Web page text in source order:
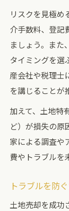
リスクを見極め
介手数料、登記
ましょう。また
タイミングを選
産会社や税理士
を講じることが
加えて、土地特
ど）が損失の原
家による調査や
費やトラブルを
トラブルを防
土地売却を成功